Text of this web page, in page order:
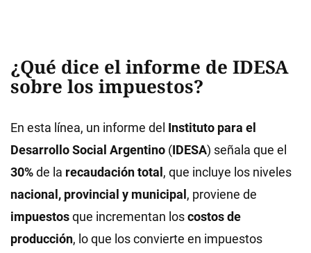
¿Qué dice el informe de IDESA
sobre los impuestos?
En esta línea, un informe del Instituto para el
Desarrollo Social Argentino (IDESA) señala que el
30%de la recaudación total , que incluye los niveles
nacional, provincial y municipal , proviene de
impuestosque incrementan loscostos de
producción, lo que los convierte en impuestos